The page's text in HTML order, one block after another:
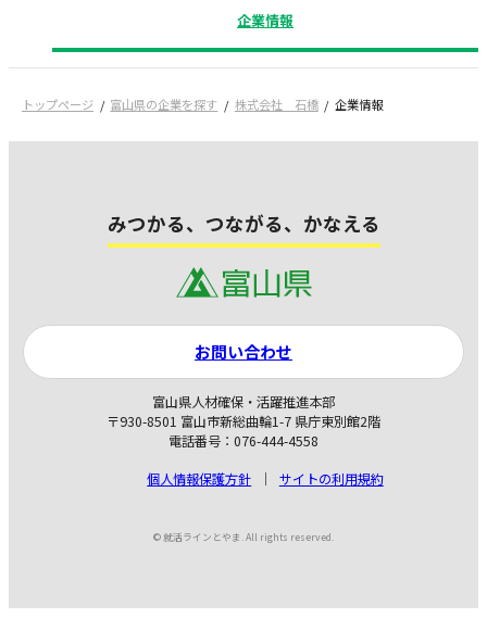
企業情報
トップページ 富山県の企業を探す 株式会社 石橋 企業情報
みつかる、つながる、かなえる
富山県人材確保・活躍推進本部
〒930-8501 富山市新総曲輪1-7 県庁東別館2階
電話番号：076-444-4558
個人情報保護方針
サイトの利用規約
お問い合わせ
© 就活ラインとやま. All rights reserved.